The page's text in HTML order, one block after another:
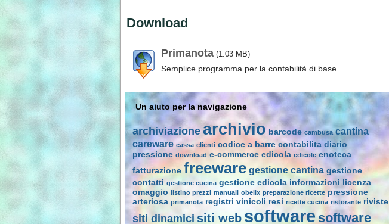
Download
Primanota (1.03 MB)
Semplice programma per la contabilità di base
Un aiuto per la navigazione
archiviazione archivio barcode cambusa cantina
careware cassa clienti codice a barre contabilita diario
pressione download e-commerce edicola edicole enoteca
fatturazione freeware gestione cantina gestione
contatti gestione cucina gestione edicola informazioni
licenza
omaggio listino prezzi manuali obelix preparazione ricette pressione
arteriosa primanota registri vinicoli resi ricette cucina ristorante riviste
siti dinamici siti web softwaresoftware